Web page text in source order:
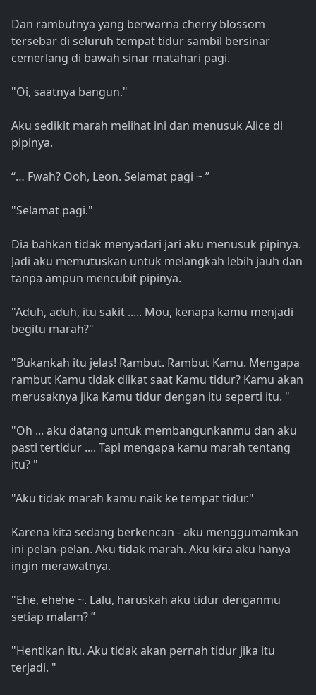
Dan rambutnya yang berwarna cherry blossom
tersebar di seluruh tempat tidur sambil bersinar
cemerlang di bawah sinar matahari pagi.
"Oi, saatnya bangun."
Aku sedikit marah melihat ini dan menusuk Alice di
pipinya.
“… Fwah? Ooh, Leon. Selamat pagi ~ ”
"Selamat pagi."
Dia bahkan tidak menyadari jari aku menusuk pipinya.
Jadi aku memutuskan untuk melangkah lebih jauh dan
tanpa ampun mencubit pipinya.
"Aduh, aduh, itu sakit ..... Mou, kenapa kamu menjadi
begitu marah?"
"Bukankah itu jelas! Rambut. Rambut Kamu. Mengapa
rambut Kamu tidak diikat saat Kamu tidur? Kamu akan
merusaknya jika Kamu tidur dengan itu seperti itu. "
"Oh ... aku datang untuk membangunkanmu dan aku
pasti tertidur .... Tapi mengapa kamu marah tentang
itu? "
"Aku tidak marah kamu naik ke tempat tidur."
Karena kita sedang berkencan - aku menggumamkan
ini pelan-pelan. Aku tidak marah. Aku kira aku hanya
ingin merawatnya.
"Ehe, ehehe ~. Lalu, haruskah aku tidur denganmu
setiap malam? ”
"Hentikan itu. Aku tidak akan pernah tidur jika itu
terjadi. "